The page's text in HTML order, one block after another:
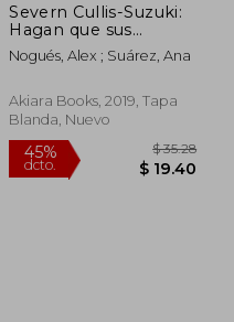
Severn Cullis-Suzuki:
Hagan que sus
Acciones Reflejen sus
Palabras: 3 (Akiparla)
Nogués, Alex ; Suárez, Ana
Akiara Books, 2019, Tapa
Blanda, Nuevo